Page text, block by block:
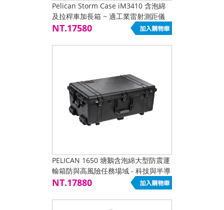
Pelican Storm Case iM3410 含泡綿
及拉稈車加長箱 ~ 適工業雷射測距儀
NT.17580
PELICAN 1650 塘鵝含泡綿大型防震運
輸箱防與高風險任務場域 - 科技與半導
體設備運輸 - 醫療與精密儀器保護 - 電
NT.17880